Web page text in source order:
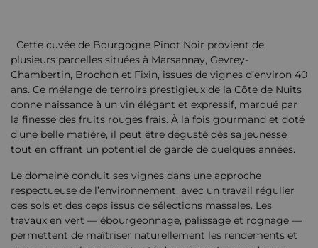
Cette cuvée de Bourgogne Pinot Noir provient de
plusieurs parcelles situées à Marsannay, Gevrey-
Chambertin, Brochon et Fixin, issues de vignes d’environ 40
ans. Ce mélange de terroirs prestigieux de la Côte de Nuits
donne naissance à un vin élégant et expressif, marqué par
la finesse des fruits rouges frais. À la fois gourmand et doté
d’une belle matière, il peut être dégusté dès sa jeunesse
tout en offrant un potentiel de garde de quelques années.
Le domaine conduit ses vignes dans une approche
respectueuse de l’environnement, avec un travail régulier
des sols et des ceps issus de sélections massales. Les
travaux en vert — ébourgeonnage, palissage et rognage —
permettent de maîtriser naturellement les rendements et